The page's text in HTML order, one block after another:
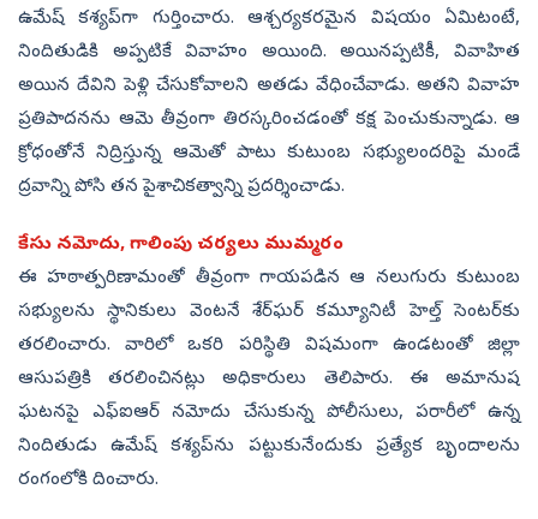
ఉమేష్ కశ్యప్‌గా గుర్తించారు. ఆశ్చర్యకరమైన విషయం ఏమిటంటే,
నిందితుడికి అప్పటికే వివాహం అయింది. అయినప్పటికీ, వివాహిత
అయిన దేవిని పెళ్లి చేసుకోవాలని అతడు వేధించేవాడు. అతని వివాహ
ప్రతిపాదనను ఆమె తీవ్రంగా తిరస్కరించడంతో కక్ష పెంచుకున్నాడు. ఆ
క్రోధంతోనే నిద్రిస్తున్న ఆమెతో పాటు కుటుంబ సభ్యులందరిపై మండే
ద్రవాన్ని పోసి తన పైశాచికత్వాన్ని ప్రదర్శించాడు.
కేసు నమోదు, గాలింపు చర్యలు ముమ్మరం
ఈ హఠాత్పరిణామంతో తీవ్రంగా గాయపడిన ఆ నలుగురు కుటుంబ
సభ్యులను స్థానికులు వెంటనే శేర్‌ఘర్ కమ్యూనిటీ హెల్త్ సెంటర్‌కు
తరలించారు. వారిలో ఒకరి పరిస్థితి విషమంగా ఉండటంతో జిల్లా
ఆసుపత్రికి తరలించినట్లు అధికారులు తెలిపారు. ఈ అమానుష
ఘటనపై ఎఫ్ఐఆర్ నమోదు చేసుకున్న పోలీసులు, పరారీలో ఉన్న
నిందితుడు ఉమేష్ కశ్యప్‌ను పట్టుకునేందుకు ప్రత్యేక బృందాలను
రంగంలోకి దించారు.